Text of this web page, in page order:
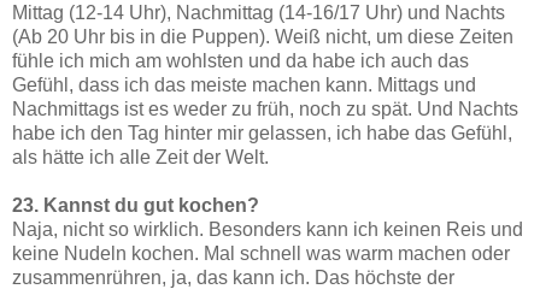
Mittag (12-14 Uhr), Nachmittag (14-16/17 Uhr) und Nachts
(Ab 20 Uhr bis in die Puppen). Weiß nicht, um diese Zeiten
fühle ich mich am wohlsten und da habe ich auch das
Gefühl, dass ich das meiste machen kann. Mittags und
Nachmittags ist es weder zu früh, noch zu spät. Und Nachts
habe ich den Tag hinter mir gelassen, ich habe das Gefühl,
als hätte ich alle Zeit der Welt.
23. Kannst du gut kochen?
Naja, nicht so wirklich. Besonders kann ich keinen Reis und
keine Nudeln kochen. Mal schnell was warm machen oder
zusammenrühren, ja, das kann ich. Das höchste der